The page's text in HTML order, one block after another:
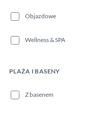
Objazdowe
Wellness & SPA
PLAŻA I BASENY
Z basenem